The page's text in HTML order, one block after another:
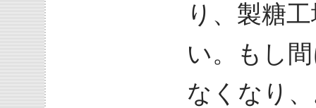
り、製糖
い。もし
なくなり